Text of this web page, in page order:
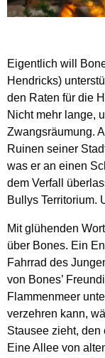
Eigentlich will
Hendricks)
den Raten für die
Nicht mehr lange,
Zwangsräumung.
Ruinen seiner
was er an einen
dem Verfall
Bullys Territorium.
Mit glühenden
über Bones. Ein
Fahrrad des
von Bones’
Flammenmeer
verzehren kann,
Stausee zieht, den
Eine Allee von